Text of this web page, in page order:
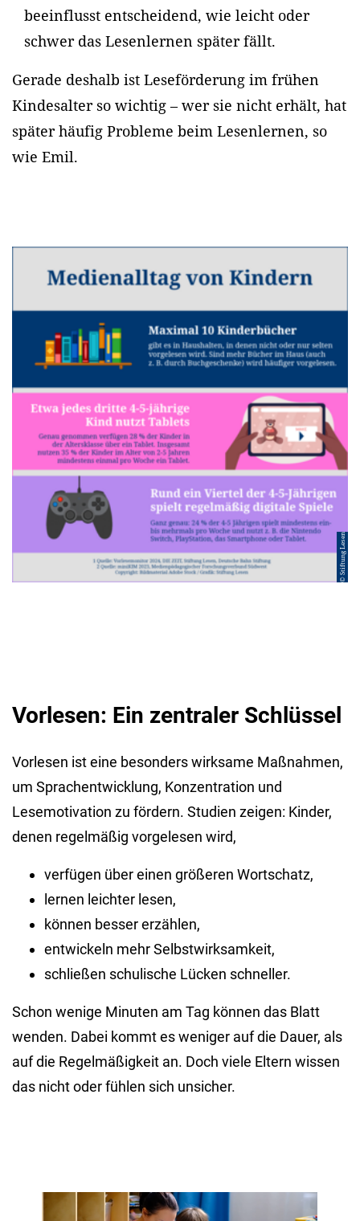
beeinflusst entscheidend, wie leicht oder
schwer das Lesenlernen später fällt.
Gerade deshalb ist Leseförderung im frühen
Kindesalter so wichtig – wer sie nicht erhält, hat
später häufig Probleme beim Lesenlernen, so
wie Emil.
© Stiftung Lesen
Vorlesen: Ein zentraler Schlüssel
Vorlesen ist eine besonders wirksame Maßnahmen,
um Sprachentwicklung, Konzentration und
Lesemotivation zu fördern. Studien zeigen: Kinder,
denen regelmäßig vorgelesen wird,
verfügen über einen größeren Wortschatz,
lernen leichter lesen,
können besser erzählen,
entwickeln mehr Selbstwirksamkeit,
schließen schulische Lücken schneller.
Schon wenige Minuten am Tag können das Blatt
wenden. Dabei kommt es weniger auf die Dauer, als
auf die Regelmäßigkeit an. Doch viele Eltern wissen
das nicht oder fühlen sich unsicher.